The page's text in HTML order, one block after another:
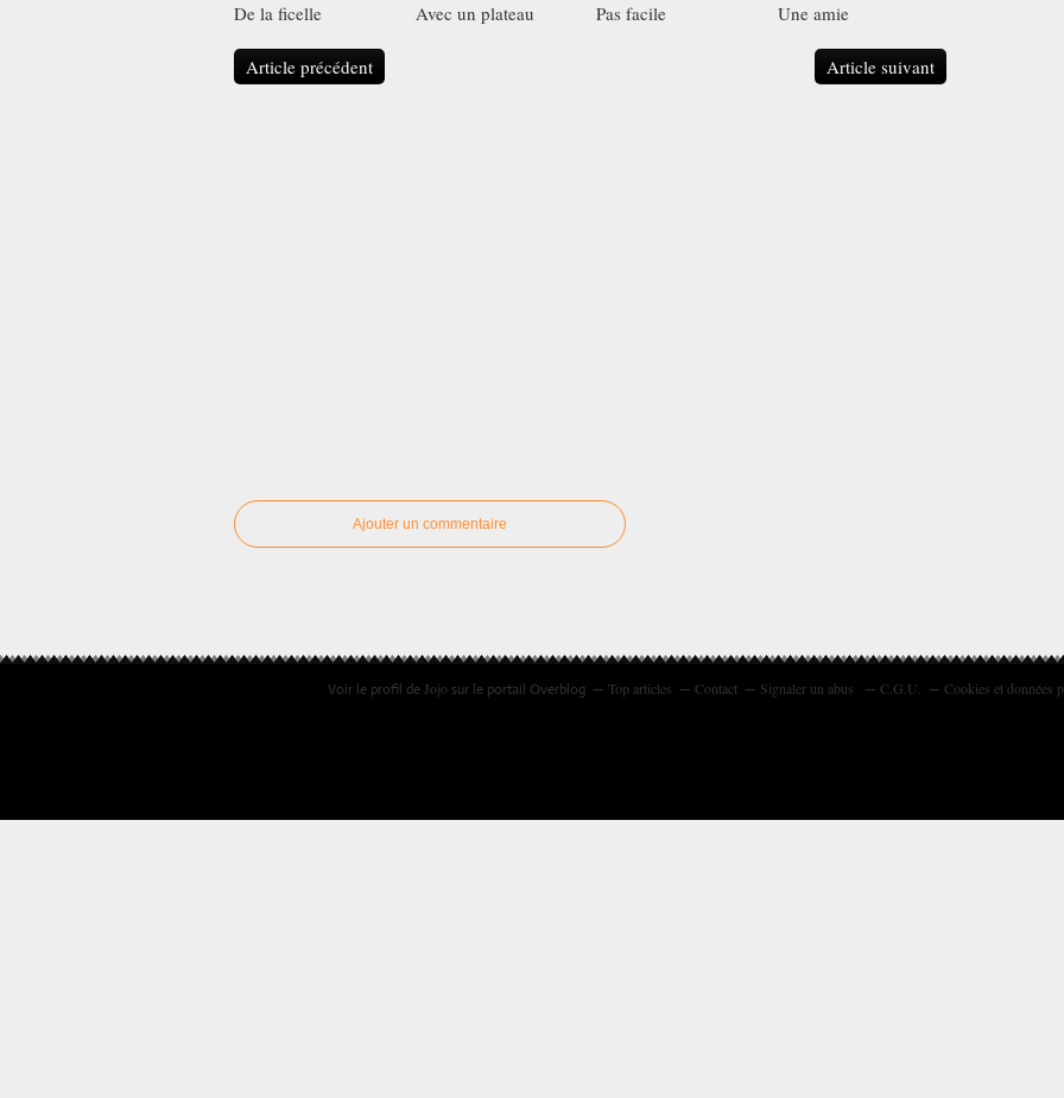
De la ficelle Avec un plateau Pas facile Une amie
Article précédent Article suivant
Ajouter un commentaire
Voir le profil de Jojo sur le portail Overblog Top articles Contact Signaler un abus C.G.U. Cookies et données